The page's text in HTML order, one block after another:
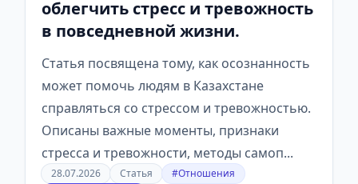
облегчить стресс и тревожность
в повседневной жизни.
Статья посвящена тому, как осознанность
может помочь людям в Казахстане
справляться со стрессом и тревожностью.
Описаны важные моменты, признаки
стресса и тревожности, методы самоп...
28.07.2026 Статья #Отношения